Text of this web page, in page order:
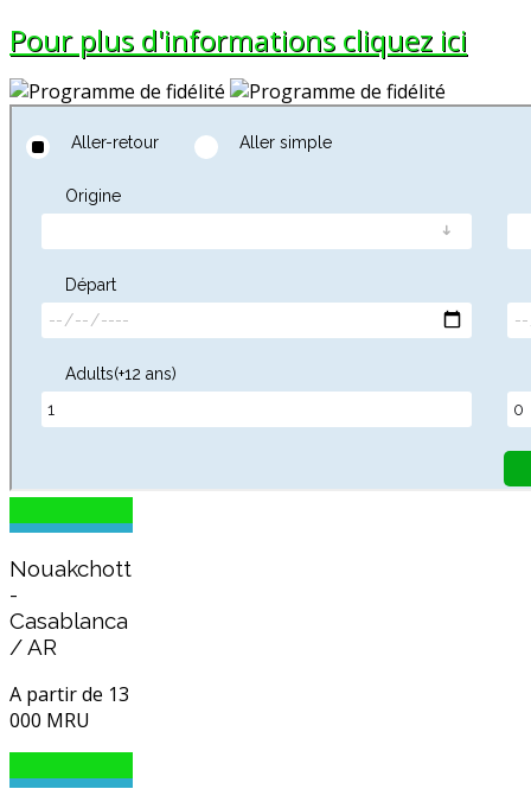
Pour plus d'informations cliquez ici
Nouakchott
-
Casablanca
/ AR
A partir de 13
000 MRU